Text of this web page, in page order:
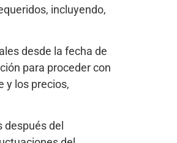
incluyendo,
desde la fecha de
para proceder con
y los precios,
del